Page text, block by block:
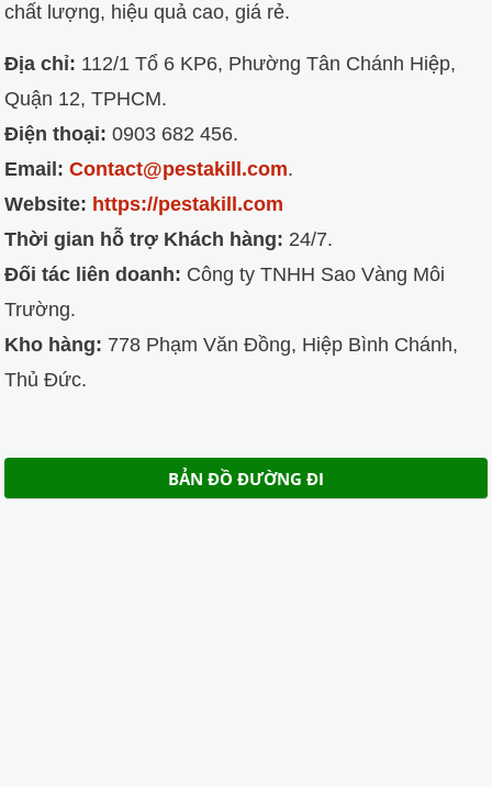
chất lượng, hiệu quả cao, giá rẻ.
Địa chỉ: 112/1 Tổ 6 KP6, Phường Tân Chánh Hiệp,
Quận 12, TPHCM.
Điện thoại: 0903 682 456.
Email: Contact@pestakill.com.
Website: https://pestakill.com
Thời gian hỗ trợ Khách hàng: 24/7.
Đối tác liên doanh: Công ty TNHH Sao Vàng Môi
Trường.
Kho hàng: 778 Phạm Văn Đồng, Hiệp Bình Chánh,
Thủ Đức.
BẢN ĐỒ ĐƯỜNG ĐI